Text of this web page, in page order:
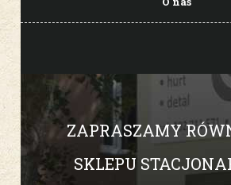
ZAPRASZAMY
SKLEPU